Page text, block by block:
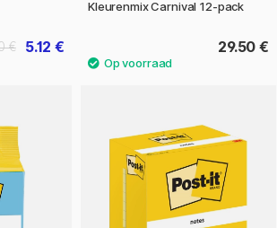
5.12 €
€
Kleurenmix Carnival 12-pack
29.50 €